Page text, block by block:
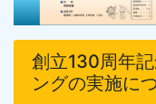
創立130周年
ングの実施に